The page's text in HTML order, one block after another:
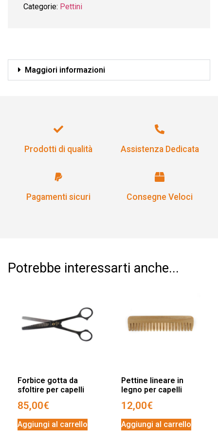
Categorie: Pettini
Maggiori informazioni
Prodotti di qualità Assistenza Dedicata
Pagamenti sicuri Consegne Veloci
Potrebbe interessarti anche...
Forbice gotta da
sfoltire per capelli
85,00€
Aggiungi al carrello
Pettine lineare in
legno per capelli
12,00€
Aggiungi al carrello